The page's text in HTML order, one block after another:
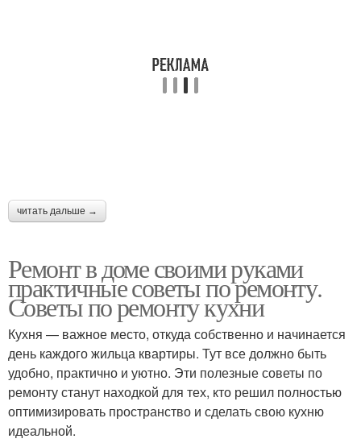
читать дальше →
Ремонт в доме своими руками
практичные советы по ремонту.
Советы по ремонту кухни
Кухня — важное место, откуда собственно и начинается
день каждого жильца квартиры. Тут все должно быть
удобно, практично и уютно. Эти полезные советы по
ремонту станут находкой для тех, кто решил полностью
оптимизировать пространство и сделать свою кухню
идеальной.